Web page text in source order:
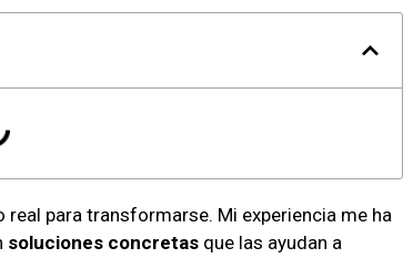
para transformarse. Mi experiencia me ha
soluciones concretas que las ayudan a